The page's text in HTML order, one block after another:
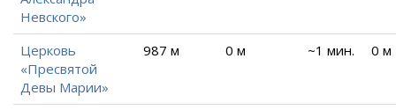
Невского»
Церковь
«Пресвятой
Девы Марии»
987 м 0 м ~1 мин. 0 м